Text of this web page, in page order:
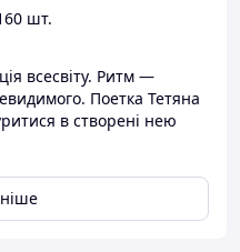
шт.
всесвіту. Ритм —
Поетка Тетяна
в створені нею